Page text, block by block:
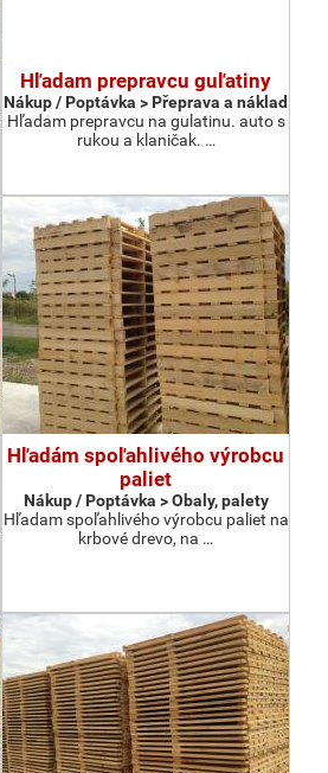
Hľadam prepravcu guľatiny
Nákup / Poptávka > Přeprava a náklad
Hľadam prepravcu na gulatinu. auto s
rukou a klaničak. …
Hľadám spoľahlivého výrobcu
paliet
Nákup / Poptávka > Obaly, palety
Hľadam spoľahlivého výrobcu paliet na
krbové drevo, na …